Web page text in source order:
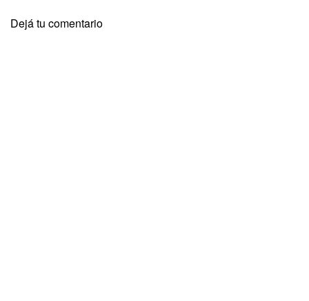
Dejá tu comentario